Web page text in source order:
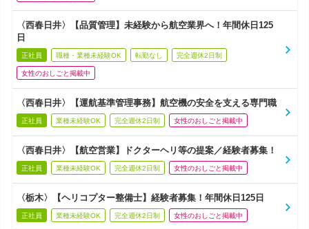
〈西春日井〉【品質管理】未経験から航空業界へ！年間休日125
日
正社員 職種・業種未経験OK 転勤なし 完全週休2日制
女性のおしごと掲載中
〈西春日井〉【運航基準管理事務】航空機の安全を支える専門職
正社員 業種未経験OK 完全週休2日制 女性のおしごと掲載中
〈西春日井〉【航空営業】ドクターヘリ等の提案／経験者募集！
正社員 業種未経験OK 完全週休2日制 女性のおしごと掲載中
〈栃木〉【ヘリコプター整備士】経験者募集！年間休日125日
正社員 業種未経験OK 完全週休2日制 女性のおしごと掲載中